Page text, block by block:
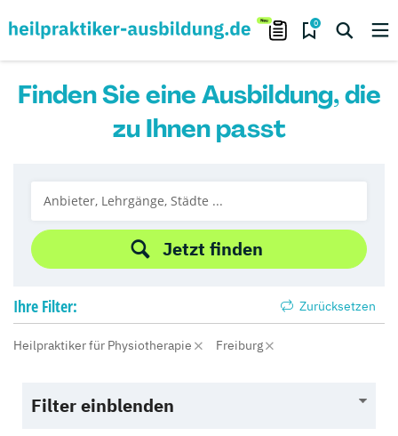
0
Finden Sie eine Ausbildung, die
zu Ihnen passt
Jetzt finden
Ihre Filter: Zurücksetzen
Heilpraktiker für Physiotherapie Freiburg
Filter einblenden